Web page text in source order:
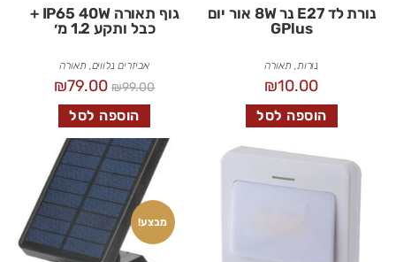
נורת לד E27 נר 8W אור יום
GPlus
נורות, תאורה
₪10.00
הוספה לסל
גוף תאורה IP65 40W +
כבל ותקע 1.2 מ׳
אביזרים נלווים, תאורה
₪99.00
₪79.00
הוספה לסל
מבצע!